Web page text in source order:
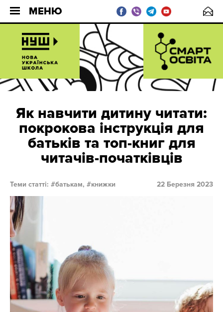
МЕНЮ
Як навчити дитину читати:
покрокова інструкція для
батьків та топ-книг для
читачів-початківців
Теми статті: батькам, книжки 22 Березня 2023